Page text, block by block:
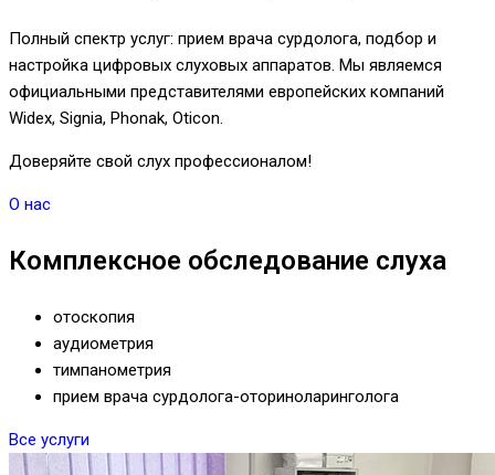
Полный спектр услуг: прием врача сурдолога, подбор и
настройка цифровых слуховых аппаратов. Мы являемся
официальными представителями европейских компаний
Widex, Signia, Phonak, Oticon.
Доверяйте свой слух профессионалом!
О нас
Комплексное обследование слуха
отоскопия
аудиометрия
тимпанометрия
прием врача сурдолога-оториноларинголога
Все услуги